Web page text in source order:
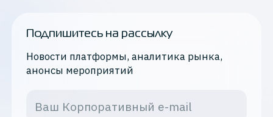
Подпишитесь на рассылку
Новости платформы, аналитика рынка,
анонсы мероприятий